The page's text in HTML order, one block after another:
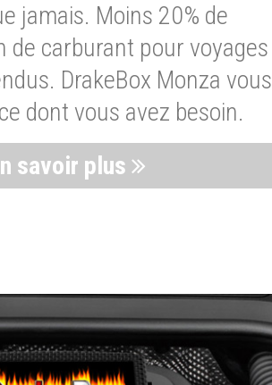
jamais. Moins 20% de
de carburant pour voyages
DrakeBox Monza vous
dont vous avez besoin.
savoir plus